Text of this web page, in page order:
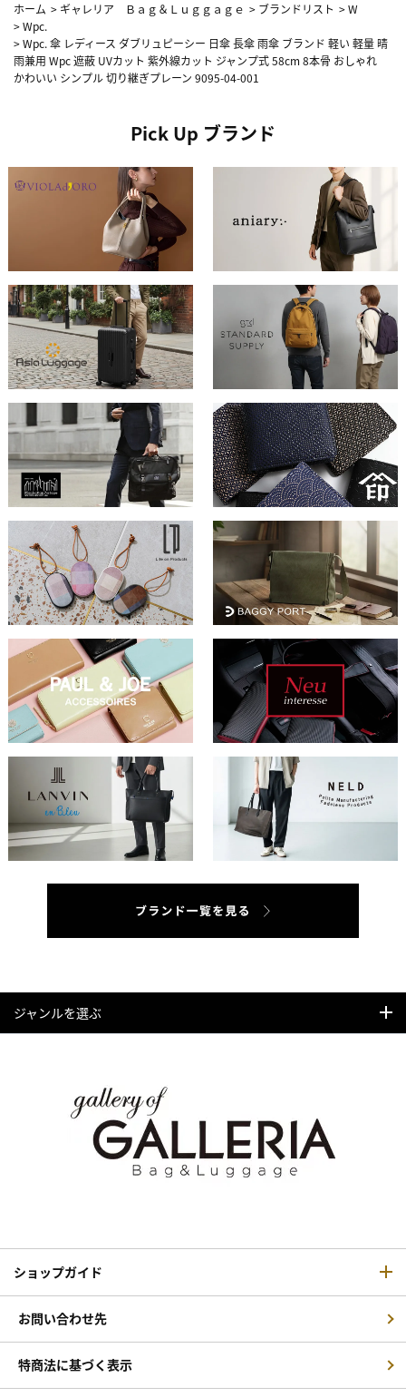
ホーム > ギャレリア Ｂａｇ＆Ｌｕｇｇａｇｅ > ブランドリスト >W
>Wpc.
>Wpc. 傘 レディース ダブリュピーシー 日傘 長傘 雨傘 ブランド 軽い 軽量 晴
雨兼用 Wpc 遮蔽 UVカット 紫外線カット ジャンプ式 58cm 8本骨 おしゃれ
かわいい シンプル 切り継ぎプレーン 9095-04-001
Pick Up ブランド
ジャンルを選ぶ
ショップガイド
お問い合わせ先
特商法に基づく表示